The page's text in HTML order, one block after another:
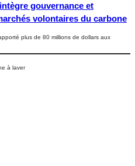
gouvernance et
volontaires du carbone
plus de 80 millions de dollars aux